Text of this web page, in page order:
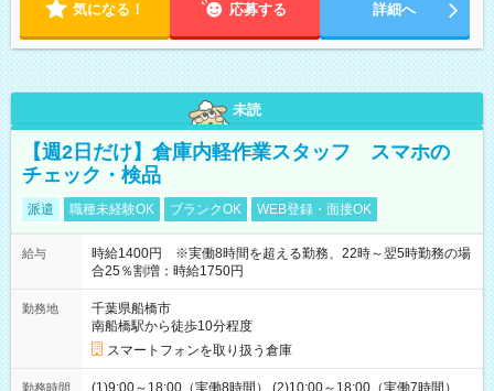
気になる！ 応募する 詳細へ
未読
【週2日だけ】倉庫内軽作業スタッフ スマホの
チェック・検品
派遣 職種未経験OK ブランクOK WEB登録・面接OK
給与
時給1400円 ※実働8時間を超える勤務、22時～翌5時勤務の場
合25％割増：時給1750円
勤務地
千葉県船橋市
南船橋駅から徒歩10分程度
スマートフォンを取り扱う倉庫
勤務時間
(1)9:00～18:00（実働8時間） (2)10:00～18:00（実働7時間）